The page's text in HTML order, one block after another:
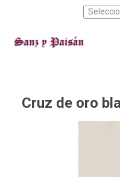
Cruz de oro